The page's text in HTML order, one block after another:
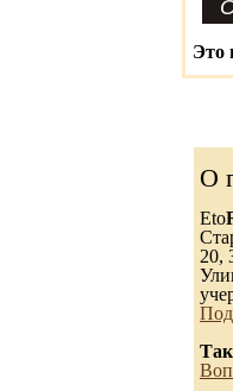
Это
О
Eto
20,